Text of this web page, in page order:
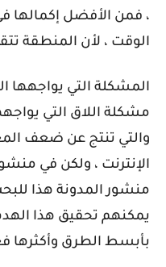
، فمن الأفضل إكمالها
الوقت ، لأن المنطقة
المشكلة التي يواجهها
مشكلة اللاق التي
والتي تنتج عن ضعف
الإنترنت ، ولكن في
منشور المدونة هذا
يمكنهم تحقيق هذا
بأبسط الطرق وأكثرها